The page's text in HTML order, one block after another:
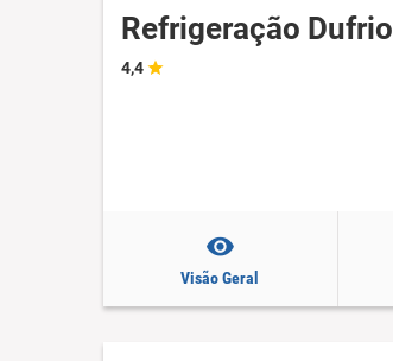
Refrigeração Dufrio
4,4
Visão Geral